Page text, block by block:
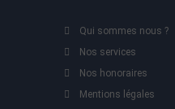
Qui sommes nous ?
Nos services
Nos honoraires
Mentions légales